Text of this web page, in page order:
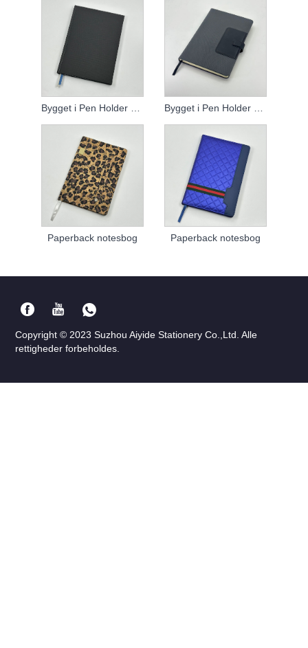
Paperback notesbog Paperback notesbog
Copyright © 2023 Suzhou Aiyide Stationery Co.,Ltd. Alle
rettigheder forbeholdes.